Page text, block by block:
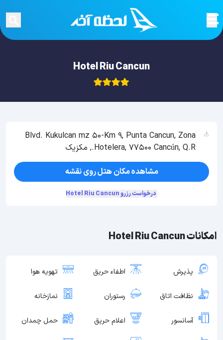
Hotel Riu Cancun
امکانات Hotel Riu Cancun
پذیرش اطفاء حریق تهویه هوا
نظافت اتاق رستوران نمازخانه
آسانسور اعلام حریق حمل چمدان
Blvd. Kukulcan mz 50-Km 9, Punta Cancun, Zona
Hotelera, 77500 Cancún, Q.R., مکزیک
مشاهده مکان هتل روی نقشه
درخواست رزرو Hotel Riu Cancun